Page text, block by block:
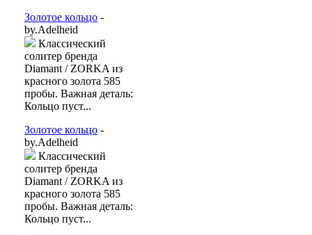
Золотое кольцо -
by.Adelheid
Классический
солитер бренда
Diamant / ZORKA из
красного золота 585
пробы. Важная деталь:
Кольцо пуст...
Золотое кольцо -
by.Adelheid
Классический
солитер бренда
Diamant / ZORKA из
красного золота 585
пробы. Важная деталь:
Кольцо пуст...